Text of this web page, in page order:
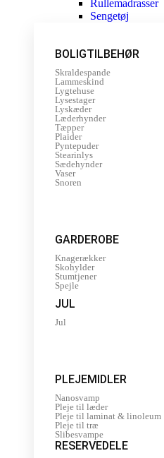
Rullemadrasser
Sengetøj
BOLIGTILBEHØR
Skraldespande
Lammeskind
Lygtehuse
Lysestager
Lyskæder
Læderhynder
Tæpper
Plaider
Pyntepuder
Stearinlys
Sædehynder
Vaser
Snoren
GARDEROBE
Knagerækker
Skohylder
Stumtjener
Spejle
JUL
Jul
PLEJEMIDLER
Nanosvamp
Pleje til læder
Pleje til laminat & linoleum
Pleje til træ
Slibesvampe
RESERVEDELE